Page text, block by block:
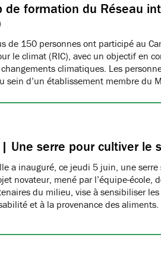
de formation du Réseau
de 150 personnes ont participé au
le climat (RIC), avec un objectif en
climatiques. Les
sein d’un établissement membre du
Une serre pour cultiver le
a inauguré, ce jeudi 5 juin, une serre
novateur, mené par l’équipe-école,
du milieu, vise à sensibiliser les
et à la provenance des